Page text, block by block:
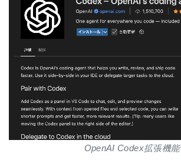
OpenAI Codex拡張機能